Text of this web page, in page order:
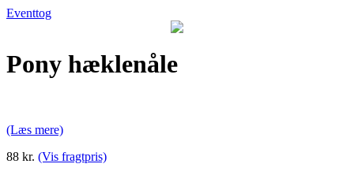
Eventtog
Pony hæklenåle
(Læs mere)
88 kr. (Vis fragtpris)